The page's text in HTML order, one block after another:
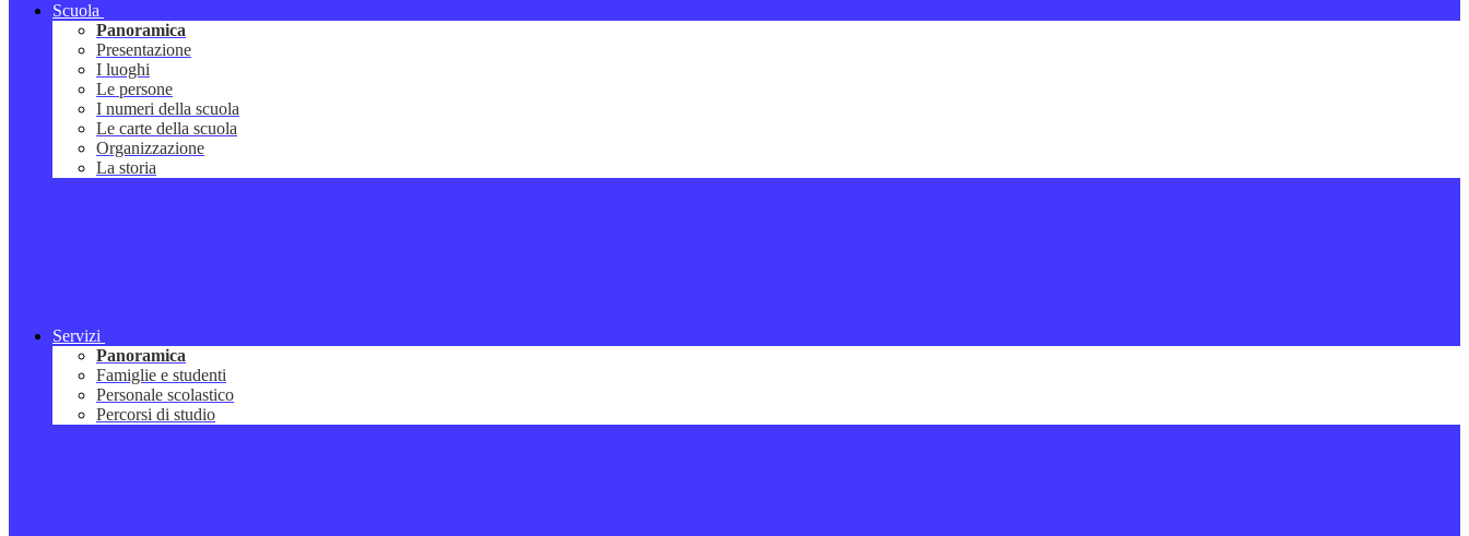
Scuola
Panoramica
Presentazione
I luoghi
Le persone
I numeri della scuola
Le carte della scuola
Organizzazione
La storia
Servizi
Panoramica
Famiglie e studenti
Personale scolastico
Percorsi di studio